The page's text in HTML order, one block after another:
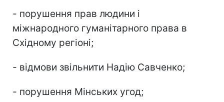
- порушення прав людини і
міжнародного гуманітарного права в
Східному регіоні;
- відмови звільнити Надію Савченко;
- порушення Мінських угод;